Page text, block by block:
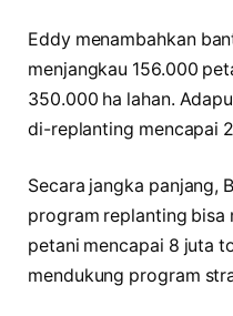
Eddy menambahkan
menjangkau 156.000
350.000 ha lahan.
di-replanting mencapai
Secara jangka panjang,
program replanting bisa
petani mencapai 8 juta
mendukung program